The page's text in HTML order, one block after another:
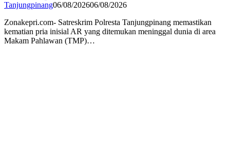
Tanjungpinang06/08/202606/08/2026
Zonakepri.com- Satreskrim Polresta Tanjungpinang memastikan
kematian pria inisial AR yang ditemukan meninggal dunia di area
Makam Pahlawan (TMP)…